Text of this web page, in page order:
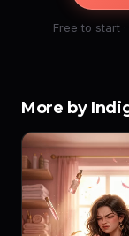
Free to start
More by